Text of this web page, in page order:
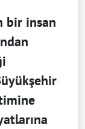
bir insan